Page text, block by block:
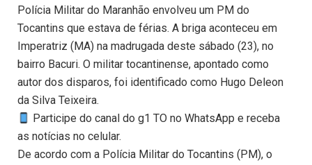
Polícia Militar do Maranhão envolveu um PM do
Tocantins que estava de férias. A briga aconteceu em
Imperatriz (MA) na madrugada deste sábado (23), no
bairro Bacuri. O militar tocantinense, apontado como
autor dos disparos, foi identificado como Hugo Deleon
da Silva Teixeira.
Participe do canal do g1 TO no WhatsApp e receba
as notícias no celular.
De acordo com a Polícia Militar do Tocantins (PM), o